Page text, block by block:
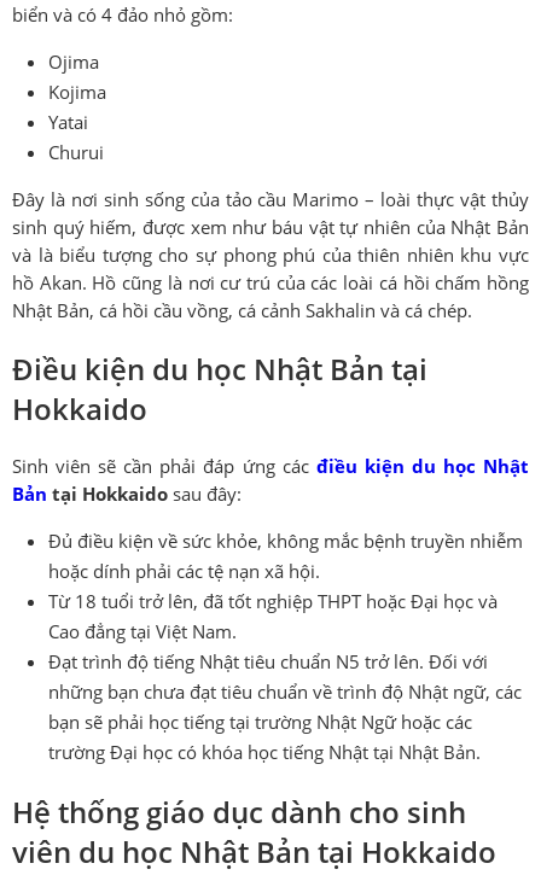
biển và có 4 đảo nhỏ gồm:
Ojima
Kojima
Yatai
Churui
Đây là nơi sinh sống của tảo cầu Marimo – loài thực vật thủy
sinh quý hiếm, được xem như báu vật tự nhiên của Nhật Bản
và là biểu tượng cho sự phong phú của thiên nhiên khu vực
hồ Akan. Hồ cũng là nơi cư trú của các loài cá hồi chấm hồng
Nhật Bản, cá hồi cầu vồng, cá cảnh Sakhalin và cá chép.
Điều kiện du học Nhật Bản tại
Hokkaido
Sinh viên sẽ cần phải đáp ứng các điều kiện du học Nhật
Bản tại Hokkaido sau đây:
Đủ điều kiện về sức khỏe, không mắc bệnh truyền nhiễm
hoặc dính phải các tệ nạn xã hội.
Từ 18 tuổi trở lên, đã tốt nghiệp THPT hoặc Đại học và
Cao đẳng tại Việt Nam.
Đạt trình độ tiếng Nhật tiêu chuẩn N5 trở lên. Đối với
những bạn chưa đạt tiêu chuẩn về trình độ Nhật ngữ, các
bạn sẽ phải học tiếng tại trường Nhật Ngữ hoặc các
trường Đại học có khóa học tiếng Nhật tại Nhật Bản.
Hệ thống giáo dục dành cho sinh
viên du học Nhật Bản tại Hokkaido